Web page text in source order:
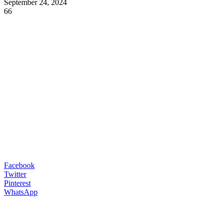
September 24, 2024
66
Facebook
Twitter
Pinterest
WhatsApp